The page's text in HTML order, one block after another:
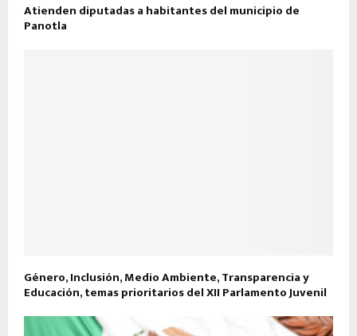
Atienden diputadas a habitantes del municipio de
Panotla
Género, Inclusión, Medio Ambiente, Transparencia y
Educación, temas prioritarios del XII Parlamento Juvenil